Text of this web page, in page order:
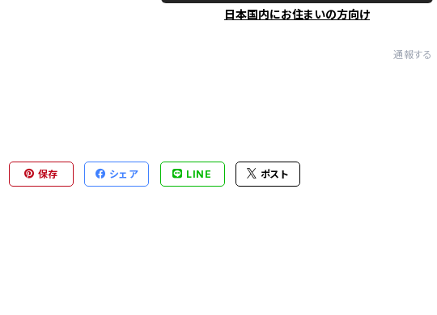
日本国内にお住まいの方向け
通報する
保存 シェア LINE ポスト